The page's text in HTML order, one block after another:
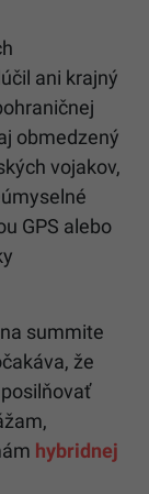
ani krajný
obmedzený
vojakov,
GPS alebo
summite
že
hybridnej